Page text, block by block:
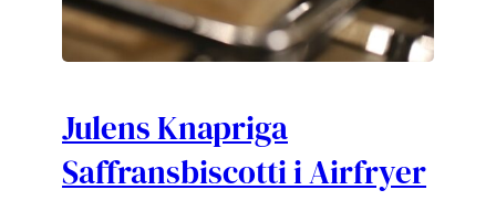
Julens Knapriga
Saffransbiscotti i Airfryer